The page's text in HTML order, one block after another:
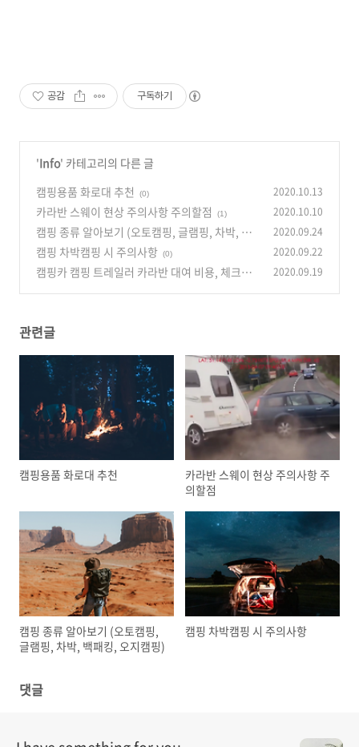
공감 구독하기
'Info' 카테고리의 다른 글
캠핑용품 화로대 추천
(0) 2020.10.13
카라반 스웨이 현상 주의사항 주의할점 (1) 2020.10.10
캠핑 종류 알아보기 (오토캠핑, 글램핑, 차박, 백
패킹, 오지캠핑)
(0)
2020.09.24
캠핑 차박캠핑 시 주의사항 (0) 2020.09.22
캠핑카 캠핑 트레일러 카라반 대여 비용, 체크리
2020.09.19
관련글
캠핑용품 화로대 추천
카라반 스웨이 현상 주의사항 주
의할점
캠핑 종류 알아보기 (오토캠핑,
글램핑, 차박, 백패킹, 오지캠핑)
캠핑 차박캠핑 시 주의사항
댓글